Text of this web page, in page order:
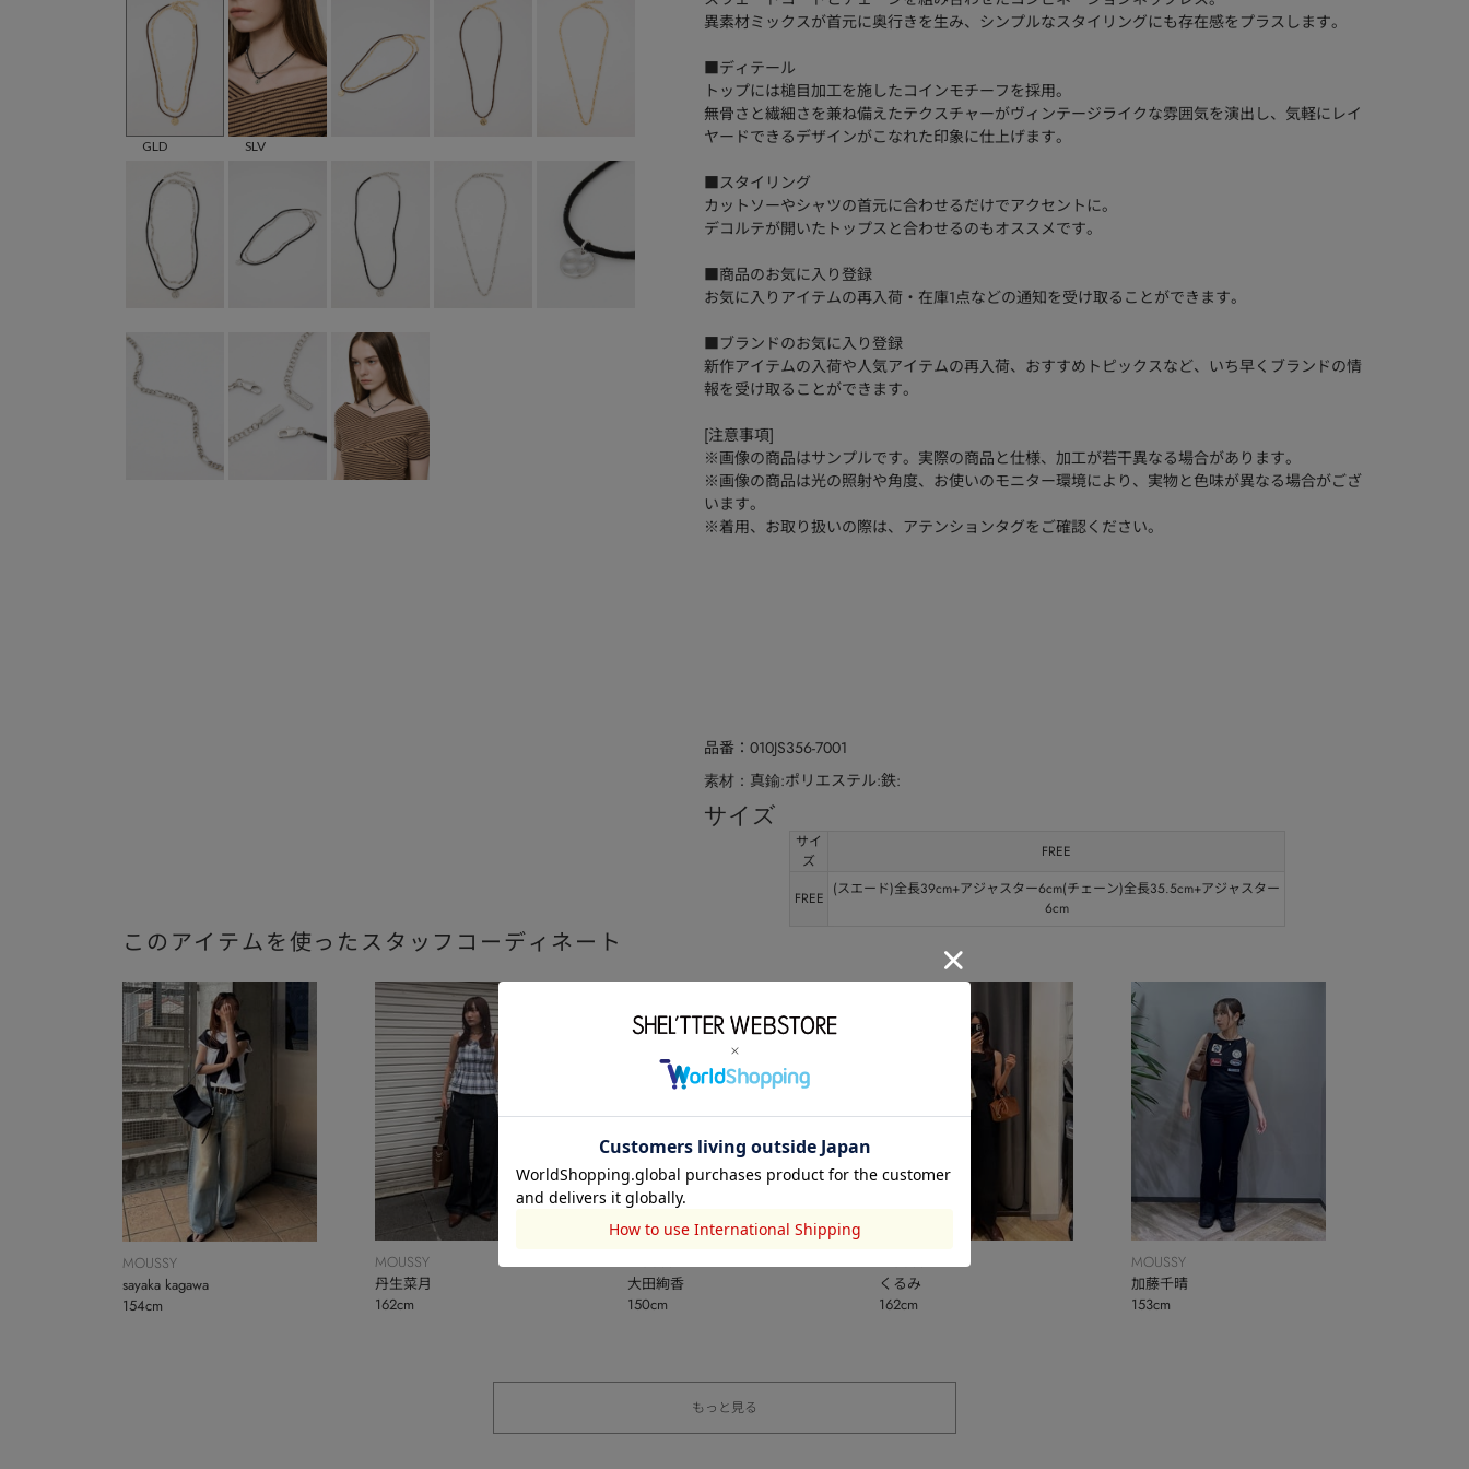
GLD SLV
異素材ミックスが首元に奥行きを生み、シンプルなスタイリングにも存在感をプラスします。
■ディテール
トップには槌目加工を施したコインモチーフを採用。
無骨さと繊細さを兼ね備えたテクスチャーがヴィンテージライクな雰囲気を演出し、気軽にレイ
ヤードできるデザインがこなれた印象に仕上げます。
■スタイリング
カットソーやシャツの首元に合わせるだけでアクセントに。
デコルテが開いたトップスと合わせるのもオススメです。
■商品のお気に入り登録
お気に入りアイテムの再入荷・在庫1点などの通知を受け取ることができます。
■ブランドのお気に入り登録
新作アイテムの入荷や人気アイテムの再入荷、おすすめトピックスなど、いち早くブランドの情
報を受け取ることができます。
[注意事項]
※画像の商品はサンプルです。実際の商品と仕様、加工が若干異なる場合があります。
※画像の商品は光の照射や角度、お使いのモニター環境により、実物と色味が異なる場合がござ
います。
※着用、お取り扱いの際は、アテンションタグをご確認ください。
品番 010JS356-7001
素材 真鍮:ポリエステル:鉄:
サイズ
サイ
ズ
FREE
FREE (スエード)全長39cm+アジャスター6cm(チェーン)全長35.5cm+アジャスター
6cm
このアイテムを使ったスタッフコーディネート
MOUSSY
sayaka kagawa
154cm
MOUSSY
丹生菜月
162cm
MOUSSY
大田絢香
150cm
MOUSSY
くるみ
162cm
MOUSSY
加藤千晴
153cm
もっと見る